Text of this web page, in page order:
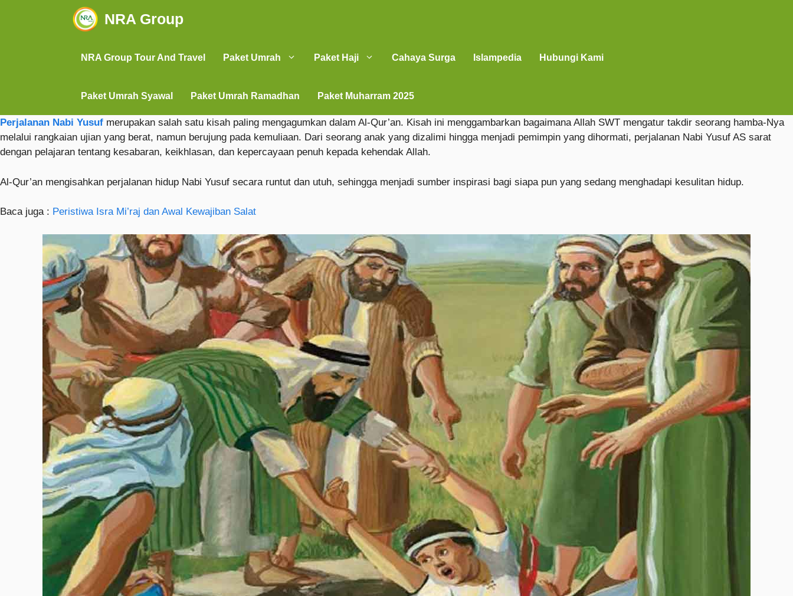
NRA Group
NRA Group Tour And Travel Paket Umrah Paket Haji Cahaya Surga Islampedia Hubungi Kami
Paket Umrah Syawal Paket Umrah Ramadhan Paket Muharram 2025
Perjalanan Nabi Yusuf merupakan salah satu kisah paling mengagumkan dalam Al-Qur’an. Kisah ini menggambarkan bagaimana Allah SWT mengatur takdir seorang hamba-Nya
melalui rangkaian ujian yang berat, namun berujung pada kemuliaan. Dari seorang anak yang dizalimi hingga menjadi pemimpin yang dihormati, perjalanan Nabi Yusuf AS sarat
dengan pelajaran tentang kesabaran, keikhlasan, dan kepercayaan penuh kepada kehendak Allah.
Al-Qur’an mengisahkan perjalanan hidup Nabi Yusuf secara runtut dan utuh, sehingga menjadi sumber inspirasi bagi siapa pun yang sedang menghadapi kesulitan hidup.
Baca juga : Peristiwa Isra Mi’raj dan Awal Kewajiban Salat